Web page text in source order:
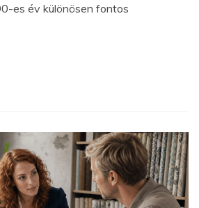
es év különösen fontos